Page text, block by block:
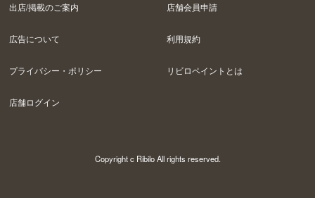
出店/掲載のご案内 店舗会員申請
広告について 利用規約
プライバシー・ポリシー リビロペイントとは
店舗ログイン
Copyright c Ribilo All rights reserved.